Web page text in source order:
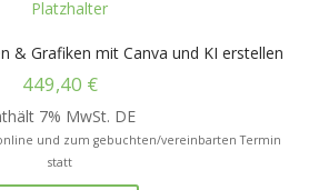
& Grafiken mit Canva und KI erstellen
449,40 €
7% MwSt. DE
und zum gebuchten/vereinbarten Termin
statt